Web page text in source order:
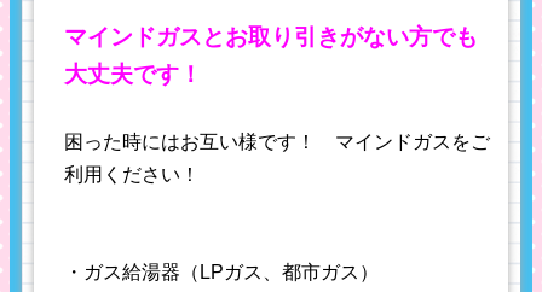
マインドガスとお取り引きがない方でも
大丈夫です！
困った時にはお互い様です！ マインドガスをご
利用ください！
・ガス給湯器（LPガス、都市ガス）